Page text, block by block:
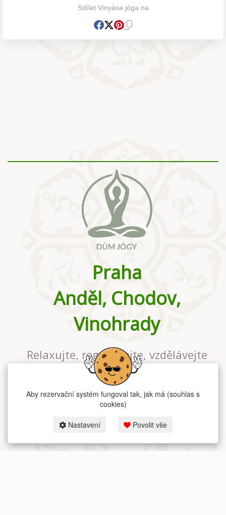
Sdílet Vinyása jóga na
Praha
Anděl, Chodov,
Vinohrady
Relaxujte, regenerujte, vzdělávejte
se v největším jógovém studiu v
Praze
Aby rezervační systém fungoval tak, jak má (souhlas s
cookies)
Nastavení Povolit vše